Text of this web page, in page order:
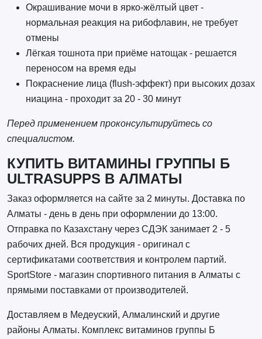
Окрашивание мочи в ярко-жёлтый цвет -
нормальная реакция на рибофлавин, не требует
отмены
Лёгкая тошнота при приёме натощак - решается
переносом на время еды
Покраснение лица (flush-эффект) при высоких дозах
ниацина - проходит за 20 - 30 минут
Перед применением проконсультируйтесь со
специалистом.
КУПИТЬ ВИТАМИНЫ ГРУППЫ Б
ULTRASUPPS В АЛМАТЫ
Заказ оформляется на сайте за 2 минуты. Доставка по
Алматы - день в день при оформлении до 13:00.
Отправка по Казахстану через СДЭК занимает 2 - 5
рабочих дней. Вся продукция - оригинал с
сертификатами соответствия и контролем партий.
SportStore - магазин спортивного питания в Алматы с
прямыми поставками от производителей.
Доставляем в Медеуский, Алмалинский и другие
районы Алматы. Комплекс витаминов группы Б